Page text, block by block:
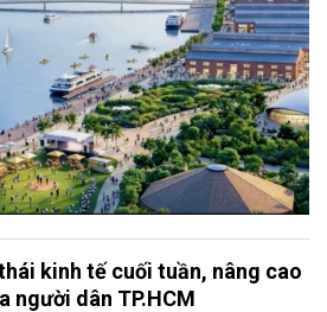
kinh tế cuối tuần, nâng cao
người dân TP.HCM